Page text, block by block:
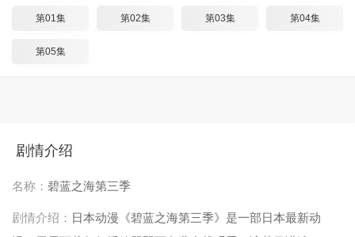
第01集 第02集 第03集 第04集
第05集
剧情介绍
名称： 碧蓝之海第三季
剧情介绍： 日本动漫《碧蓝之海第三季》是一部日本最新动